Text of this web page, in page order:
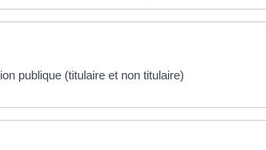
publique (titulaire et non titulaire)